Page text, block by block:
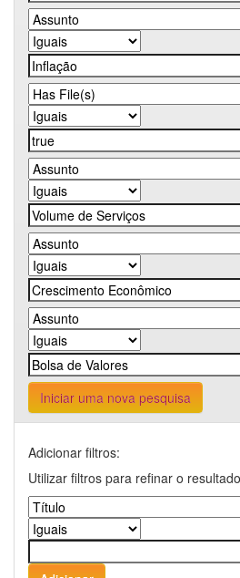
Iniciar uma nova pesquisa
Adicionar filtros:
Utilizar filtros para refinar o